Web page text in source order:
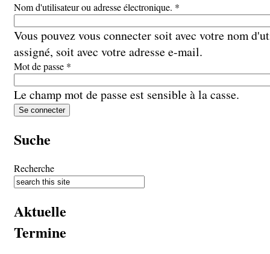
Nom d'utilisateur ou adresse électronique. *
Vous pouvez vous connecter soit avec votre nom
assigné, soit avec votre adresse e-mail.
Mot de passe *
Le champ mot de passe est sensible à la casse.
Suche
Recherche
Aktuelle
Termine